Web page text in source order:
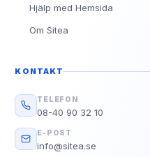
Hjälp med Hemsida
Om Sitea
KONTAKT
TELEFON
08-40 90 32 10
E-POST
info@sitea.se